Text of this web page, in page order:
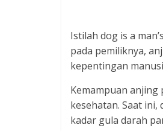
Istilah dog is a
pada pemiliknya,
kepentingan
Kemampuan
kesehatan. Saat
kadar gula darah